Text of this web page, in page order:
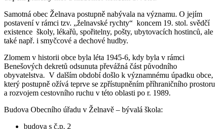
Samotná obec Želnava postupně nabývala na významu. O jejím
postavení v rámci tzv. „želnavské rychty“ koncem 19. stol. svědčí
existence školy, lékařů, spořitelny, pošty, ubytovacích hostinců, ale
také např. i smyčcové a dechové hudby.
Zlomem v historii obce byla léta 1945-6, kdy byla v rámci
Benešových dekretů odsunuta převážná část původního
obyvatelstva. V dalším období došlo k významnému úpadku obce,
který postupně ožívá teprve se zpřístupněním příhraničního prostoru
a rozvojem cestovního ruchu v této oblasti po r. 1989.
Budova Obecního úřadu v Želnavě – bývalá škola:
budova s č.p. 2